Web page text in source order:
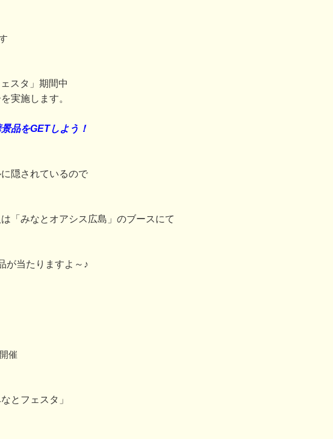
スタ」期間中
実施します。
品をGETしよう！
隠されているので
「みなとオアシス広島」のブースにて
が当たりますよ～♪
催
とフェスタ」